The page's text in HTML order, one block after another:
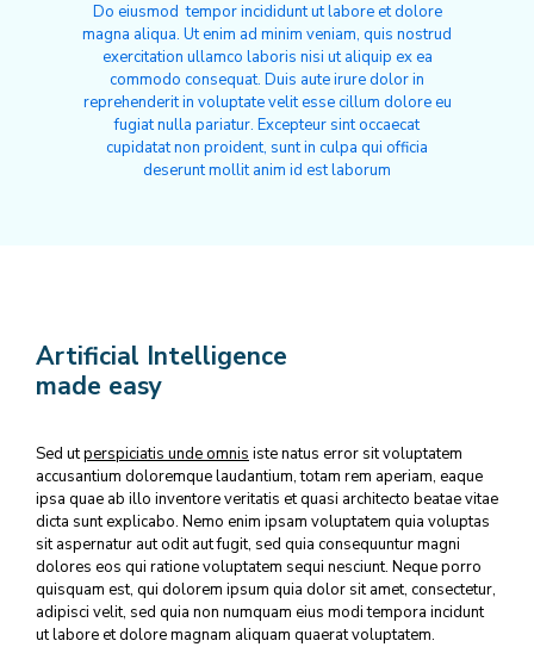
Do eiusmod tempor incididunt ut labore et dolore
magna aliqua. Ut enim ad minim veniam, quis nostrud
exercitation ullamco laboris nisi ut aliquip ex ea
commodo consequat. Duis aute irure dolor in
reprehenderit in voluptate velit esse cillum dolore eu
fugiat nulla pariatur. Excepteur sint occaecat
cupidatat non proident, sunt in culpa qui officia
deserunt mollit anim id est laborum
Artificial Intelligence
made easy
Sed utperspiciatis unde omnis iste natus error sit voluptatem
accusantium doloremque laudantium, totam rem aperiam, eaque
ipsa quae ab illo inventore veritatis et quasi architecto beatae vitae
dicta sunt explicabo. Nemo enim ipsam voluptatem quia voluptas
sit aspernatur aut odit aut fugit, sed quia consequuntur magni
dolores eos qui ratione voluptatem sequi nesciunt. Neque porro
quisquam est, qui dolorem ipsum quia dolor sit amet, consectetur,
adipisci velit, sed quia non numquam eius modi tempora incidunt
ut labore et dolore magnam aliquam quaerat voluptatem.